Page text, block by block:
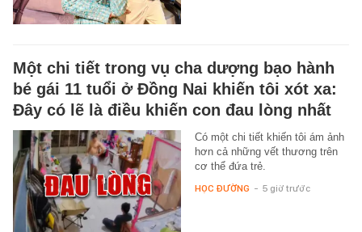
Một chi tiết trong vụ cha dượng bạo hành
bé gái 11 tuổi ở Đồng Nai khiến tôi xót xa:
Đây có lẽ là điều khiến con đau lòng nhất
Có một chi tiết khiến tôi ám ảnh
hơn cả những vết thương trên
cơ thể đứa trẻ.
HỌC ĐƯỜNG - 5 giờ trước